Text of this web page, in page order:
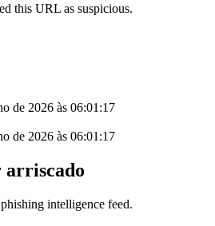
this URL as suspicious.
de 2026 às 06:01:17
de 2026 às 06:01:17
arriscado
intelligence feed.